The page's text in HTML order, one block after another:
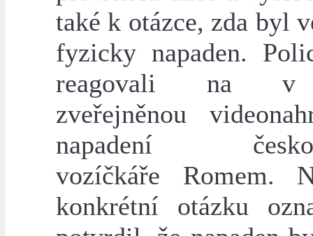
také k otázce, zda byl
fyzicky napaden.
reagovali na v
zveřejněnou
napadení
vozíčkáře Romem.
konkrétní otázku